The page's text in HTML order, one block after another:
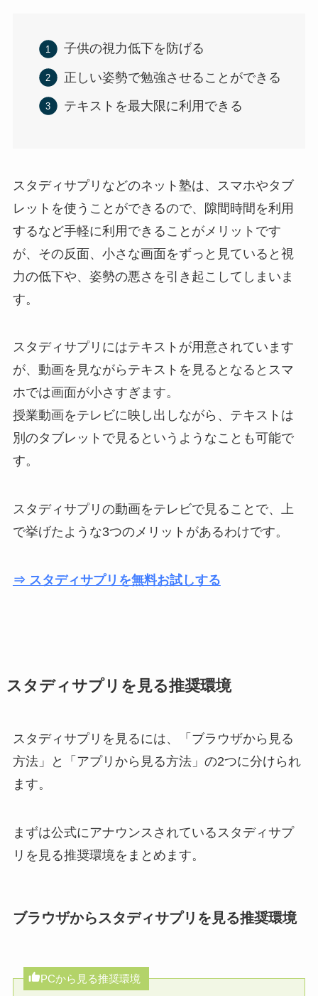
子供の視力低下を防げる
正しい姿勢で勉強させることができる
テキストを最大限に利用できる
スタディサプリなどのネット塾は、スマホやタブ
レットを使うことができるので、隙間時間を利用
するなど手軽に利用できることがメリットです
が、その反面、小さな画面をずっと見ていると視
力の低下や、姿勢の悪さを引き起こしてしまいま
す。
スタディサプリにはテキストが用意されています
が、動画を見ながらテキストを見るとなるとスマ
ホでは画面が小さすぎます。
授業動画をテレビに映し出しながら、テキストは
別のタブレットで見るというようなことも可能で
す。
スタディサプリの動画をテレビで見ることで、上
で挙げたような3つのメリットがあるわけです。
⇒ スタディサプリを無料お試しする
スタディサプリを見る推奨環境
スタディサプリを見るには、「ブラウザから見る
方法」と「アプリから見る方法」の2つに分けられ
ます。
まずは公式にアナウンスされているスタディサプ
リを見る推奨環境をまとめます。
ブラウザからスタディサプリを見る推奨環境
PCから見る推奨環境